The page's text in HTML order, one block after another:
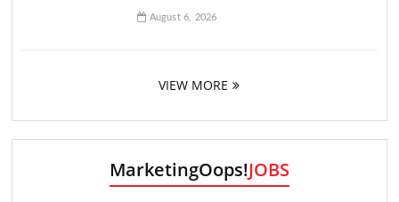
August 6, 2026
VIEW MORE
MarketingOops!JOBS